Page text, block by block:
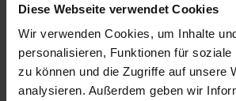
Diese Webseite verwendet Cookies
Wir verwenden Cookies, um Inhalte
personalisieren, Funktionen für soziale
zu können und die Zugriffe auf unsere
analysieren. Außerdem geben wir